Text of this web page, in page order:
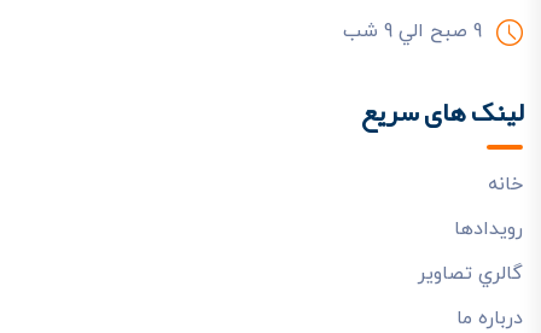
9 صبح الي 9 شب
لینک های سریع
خانه
رويدادها
گالري تصاوير
درباره ما